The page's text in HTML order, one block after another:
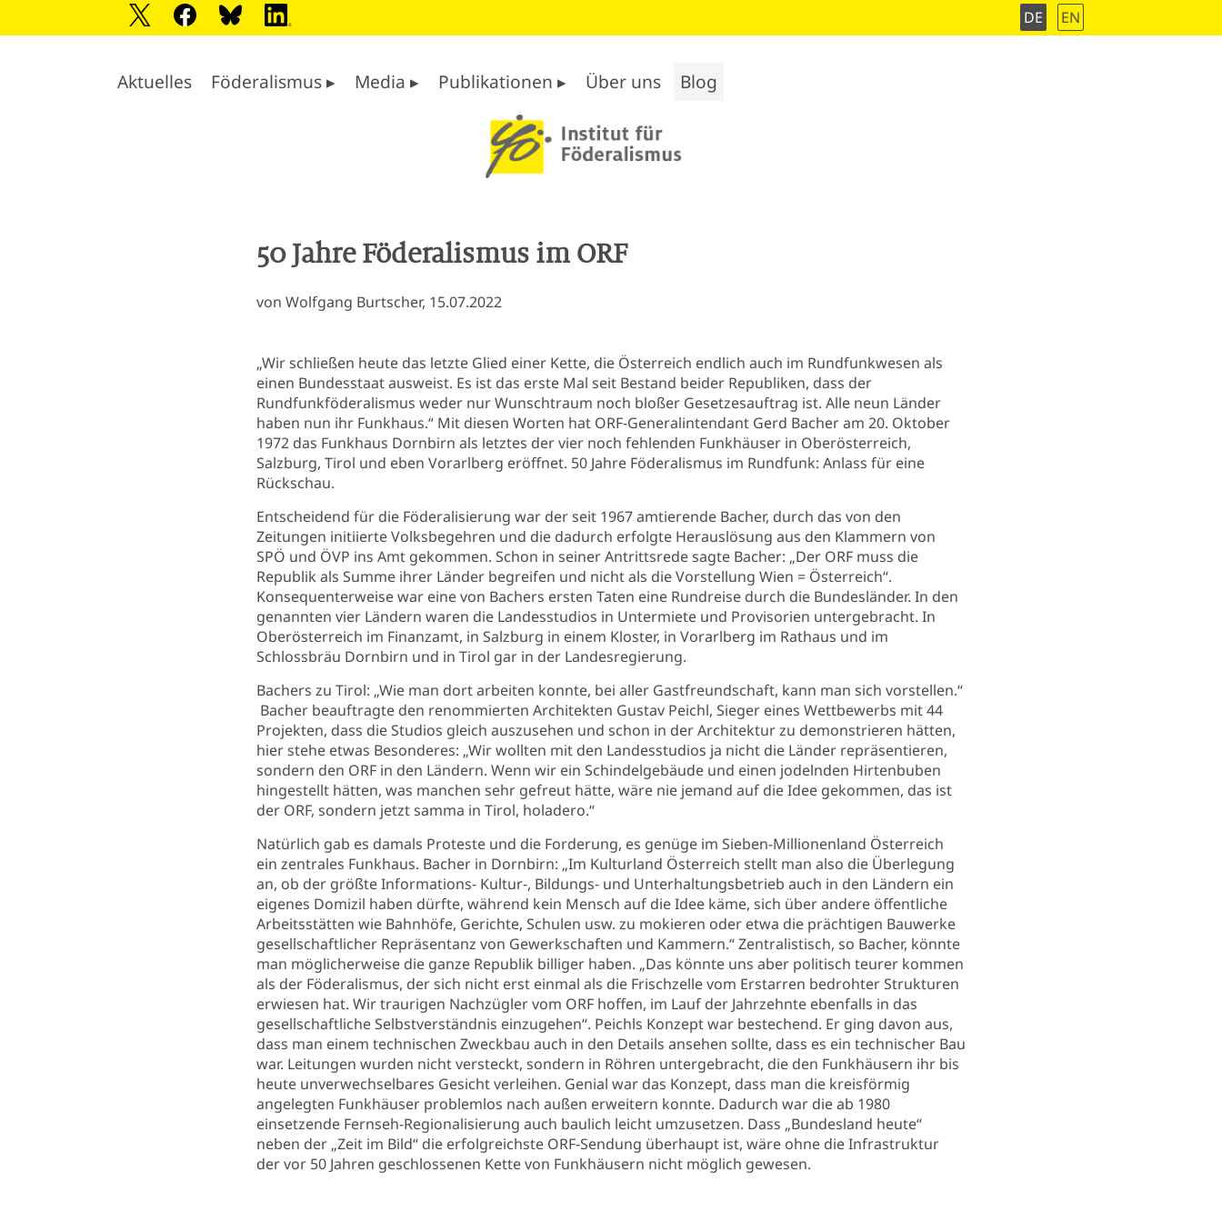
DE EN
Aktuelles Föderalismus ▸ Media ▸ Publikationen ▸ Über uns Blog
50 Jahre Föderalismus im ORF
von Wolfgang Burtscher, 15.07.2022
„Wir schließen heute das letzte Glied einer Kette, die Österreich endlich auch im Rundfunkwesen als
einen Bundesstaat ausweist. Es ist das erste Mal seit Bestand beider Republiken, dass der
Rundfunkföderalismus weder nur Wunschtraum noch bloßer Gesetzesauftrag ist. Alle neun Länder
haben nun ihr Funkhaus.“ Mit diesen Worten hat ORF-Generalintendant Gerd Bacher am 20. Oktober
1972 das Funkhaus Dornbirn als letztes der vier noch fehlenden Funkhäuser in Oberösterreich,
Salzburg, Tirol und eben Vorarlberg eröffnet. 50 Jahre Föderalismus im Rundfunk: Anlass für eine
Rückschau.
Entscheidend für die Föderalisierung war der seit 1967 amtierende Bacher, durch das von den
Zeitungen initiierte Volksbegehren und die dadurch erfolgte Herauslösung aus den Klammern von
SPÖ und ÖVP ins Amt gekommen. Schon in seiner Antrittsrede sagte Bacher: „Der ORF muss die
Republik als Summe ihrer Länder begreifen und nicht als die Vorstellung Wien = Österreich“.
Konsequenterweise war eine von Bachers ersten Taten eine Rundreise durch die Bundesländer. In den
genannten vier Ländern waren die Landesstudios in Untermiete und Provisorien untergebracht. In
Oberösterreich im Finanzamt, in Salzburg in einem Kloster, in Vorarlberg im Rathaus und im
Schlossbräu Dornbirn und in Tirol gar in der Landesregierung.
Bachers zu Tirol: „Wie man dort arbeiten konnte, bei aller Gastfreundschaft, kann man sich vorstellen.“
Bacher beauftragte den renommierten Architekten Gustav Peichl, Sieger eines Wettbewerbs mit 44
Projekten, dass die Studios gleich auszusehen und schon in der Architektur zu demonstrieren hätten,
hier stehe etwas Besonderes: „Wir wollten mit den Landesstudios ja nicht die Länder repräsentieren,
sondern den ORF in den Ländern. Wenn wir ein Schindelgebäude und einen jodelnden Hirtenbuben
hingestellt hätten, was manchen sehr gefreut hätte, wäre nie jemand auf die Idee gekommen, das ist
der ORF, sondern jetzt samma in Tirol, holadero.“
Natürlich gab es damals Proteste und die Forderung, es genüge im Sieben-Millionenland Österreich
ein zentrales Funkhaus. Bacher in Dornbirn: „Im Kulturland Österreich stellt man also die Überlegung
an, ob der größte Informations- Kultur-, Bildungs- und Unterhaltungsbetrieb auch in den Ländern ein
eigenes Domizil haben dürfte, während kein Mensch auf die Idee käme, sich über andere öffentliche
Arbeitsstätten wie Bahnhöfe, Gerichte, Schulen usw. zu mokieren oder etwa die prächtigen Bauwerke
gesellschaftlicher Repräsentanz von Gewerkschaften und Kammern.“ Zentralistisch, so Bacher, könnte
man möglicherweise die ganze Republik billiger haben. „Das könnte uns aber politisch teurer kommen
als der Föderalismus, der sich nicht erst einmal als die Frischzelle vom Erstarren bedrohter Strukturen
erwiesen hat. Wir traurigen Nachzügler vom ORF hoffen, im Lauf der Jahrzehnte ebenfalls in das
gesellschaftliche Selbstverständnis einzugehen“. Peichls Konzept war bestechend. Er ging davon aus,
dass man einem technischen Zweckbau auch in den Details ansehen sollte, dass es ein technischer Bau
war. Leitungen wurden nicht versteckt, sondern in Röhren untergebracht, die den Funkhäusern ihr bis
heute unverwechselbares Gesicht verleihen. Genial war das Konzept, dass man die kreisförmig
angelegten Funkhäuser problemlos nach außen erweitern konnte. Dadurch war die ab 1980
einsetzende Fernseh-Regionalisierung auch baulich leicht umzusetzen. Dass „Bundesland heute“
neben der „Zeit im Bild“ die erfolgreichste ORF-Sendung überhaupt ist, wäre ohne die Infrastruktur
der vor 50 Jahren geschlossenen Kette von Funkhäusern nicht möglich gewesen.